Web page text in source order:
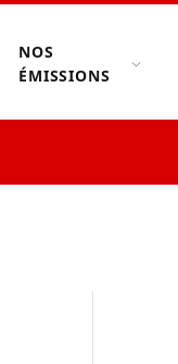
NOS
ÉMISSIONS